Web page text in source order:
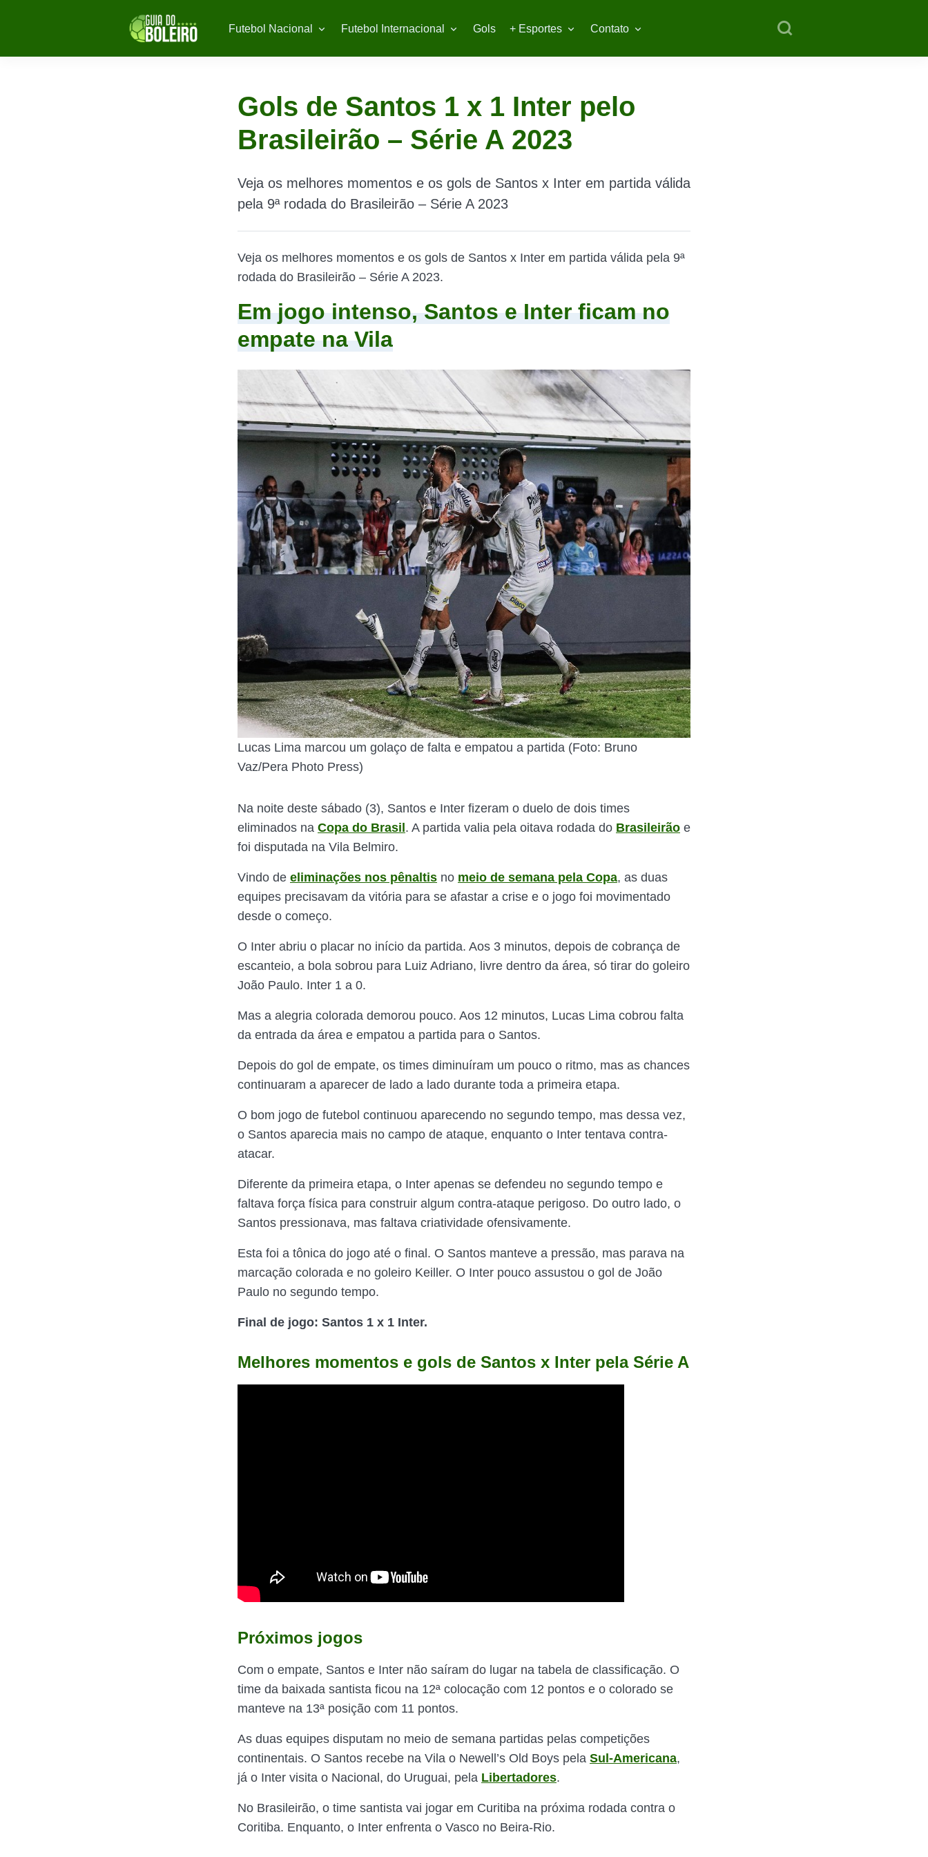
Futebol Nacional Futebol Internacional Gols + Esportes Contato
Gols de Santos 1 x 1 Inter pelo
Brasileirão – Série A 2023
Veja os melhores momentos e os gols de Santos x Inter em partida válida
pela 9ª rodada do Brasileirão – Série A 2023
Veja os melhores momentos e os gols de Santos x Inter em partida válida pela 9ª
rodada do Brasileirão – Série A 2023.
Em jogo intenso, Santos e Inter ficam no
empate na Vila
Lucas Lima marcou um golaço de falta e empatou a partida (Foto: Bruno
Vaz/Pera Photo Press)
Na noite deste sábado (3), Santos e Inter fizeram o duelo de dois times
eliminados na Copa do Brasil . A partida valia pela oitava rodada do Brasileirão e
foi disputada na Vila Belmiro.
Vindo de eliminações nos pênaltis no meio de semana pela Copa, as duas
equipes precisavam da vitória para se afastar a crise e o jogo foi movimentado
desde o começo.
O Inter abriu o placar no início da partida. Aos 3 minutos, depois de cobrança de
escanteio, a bola sobrou para Luiz Adriano, livre dentro da área, só tirar do goleiro
João Paulo. Inter 1 a 0.
Mas a alegria colorada demorou pouco. Aos 12 minutos, Lucas Lima cobrou falta
da entrada da área e empatou a partida para o Santos.
Depois do gol de empate, os times diminuíram um pouco o ritmo, mas as chances
continuaram a aparecer de lado a lado durante toda a primeira etapa.
O bom jogo de futebol continuou aparecendo no segundo tempo, mas dessa vez,
o Santos aparecia mais no campo de ataque, enquanto o Inter tentava contra-
atacar.
Diferente da primeira etapa, o Inter apenas se defendeu no segundo tempo e
faltava força física para construir algum contra-ataque perigoso. Do outro lado, o
Santos pressionava, mas faltava criatividade ofensivamente.
Esta foi a tônica do jogo até o final. O Santos manteve a pressão, mas parava na
marcação colorada e no goleiro Keiller. O Inter pouco assustou o gol de João
Paulo no segundo tempo.
Final de jogo: Santos 1 x 1 Inter.
Melhores momentos e gols de Santos x Inter pela Série A
Próximos jogos
Com o empate, Santos e Inter não saíram do lugar na tabela de classificação. O
time da baixada santista ficou na 12ª colocação com 12 pontos e o colorado se
manteve na 13ª posição com 11 pontos.
As duas equipes disputam no meio de semana partidas pelas competições
continentais. O Santos recebe na Vila o Newell’s Old Boys pela Sul-Americana,
já o Inter visita o Nacional, do Uruguai, pela Libertadores.
No Brasileirão, o time santista vai jogar em Curitiba na próxima rodada contra o
Coritiba. Enquanto, o Inter enfrenta o Vasco no Beira-Rio.